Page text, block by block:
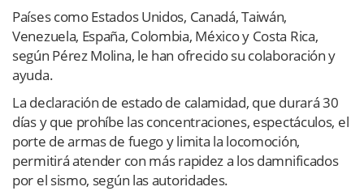
Países como Estados Unidos, Canadá, Taiwán,
Venezuela, España, Colombia, México y Costa Rica,
según Pérez Molina, le han ofrecido su colaboración y
ayuda.
La declaración de estado de calamidad, que durará 30
días y que prohíbe las concentraciones, espectáculos, el
porte de armas de fuego y limita la locomoción,
permitirá atender con más rapidez a los damnificados
por el sismo, según las autoridades.